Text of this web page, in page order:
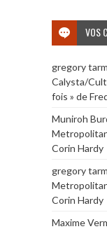
VOS
gregory
Calysta/
fois » de
Muniroh
Corin Hardy
gregory
Corin Hardy
Maxime